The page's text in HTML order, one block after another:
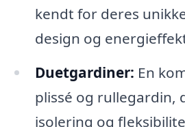
kendt for deres
design og
Duetgardiner: En
plissé og rullegardin,
isolering og